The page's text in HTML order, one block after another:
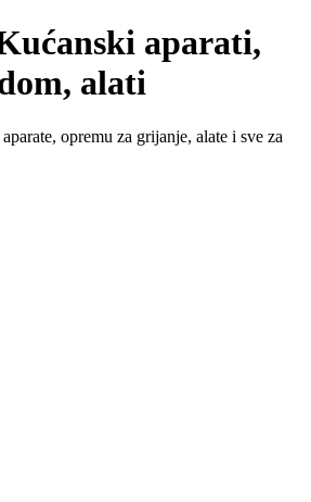
aparati,
alati
opremu za grijanje, alate i sve za